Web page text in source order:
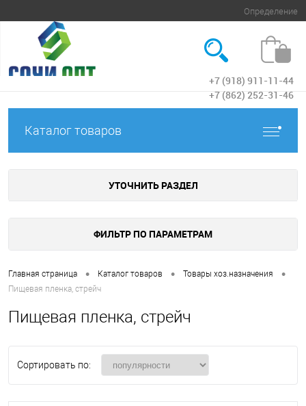
Определение
+7 (918) 911-11-44
+7 (862) 252-31-46
Каталог товаров
УТОЧНИТЬ РАЗДЕЛ
ФИЛЬТР ПО ПАРАМЕТРАМ
Главная страница • Каталог товаров • Товары хоз.назначения •
Пищевая пленка, стрейч
Пищевая пленка, стрейч
Сортировать по: